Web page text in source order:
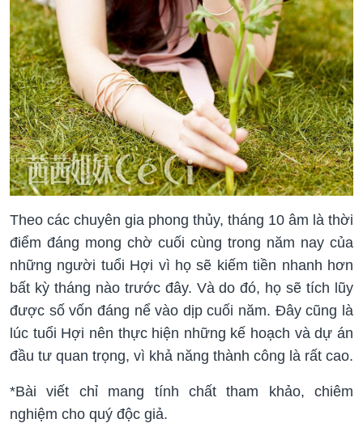
Theo các chuyên gia phong thủy, tháng 10 âm là thời
điểm đáng mong chờ cuối cùng trong năm nay của
những người tuổi Hợi vì họ sẽ kiếm tiền nhanh hơn
bất kỳ tháng nào trước đây. Và do đó, họ sẽ tích lũy
được số vốn đáng nể vào dịp cuối năm. Đây cũng là
lúc tuổi Hợi nên thực hiện những kế hoạch và dự án
đầu tư quan trọng, vì khả năng thành công là rất cao.
*Bài viết chỉ mang tính chất tham khảo, chiêm
nghiệm cho quý độc giả.